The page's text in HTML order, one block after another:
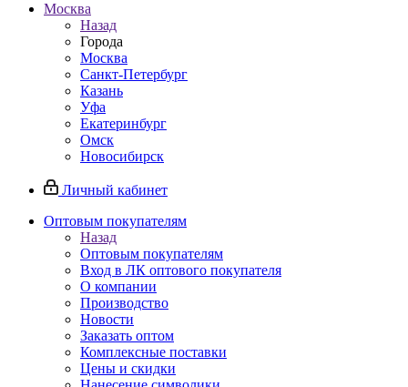
Москва
Назад
Города
Москва
Санкт-Петербург
Казань
Уфа
Екатеринбург
Омск
Новосибирск
Личный кабинет
Оптовым покупателям
Назад
Оптовым покупателям
Вход в ЛК оптового покупателя
О компании
Производство
Новости
Заказать оптом
Комплексные поставки
Цены и скидки